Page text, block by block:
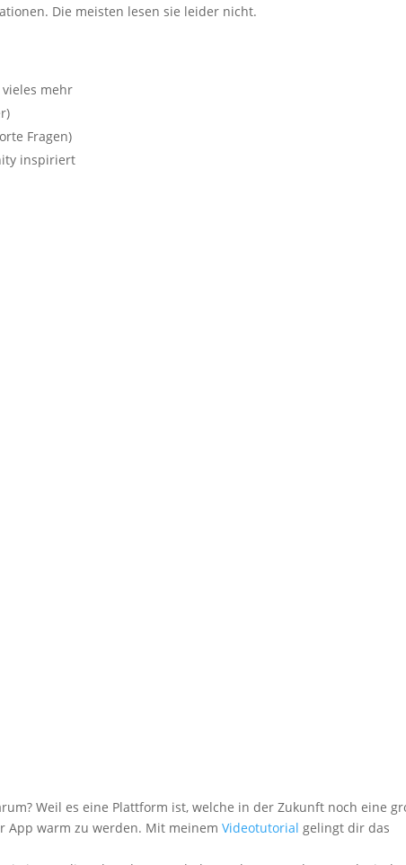
Die meisten lesen sie leider nicht.
mehr
Fragen)
inspiriert
Weil es eine Plattform ist, welche in der Zukunft noch eine
App warm zu werden. Mit meinem Videotutorial gelingt dir das